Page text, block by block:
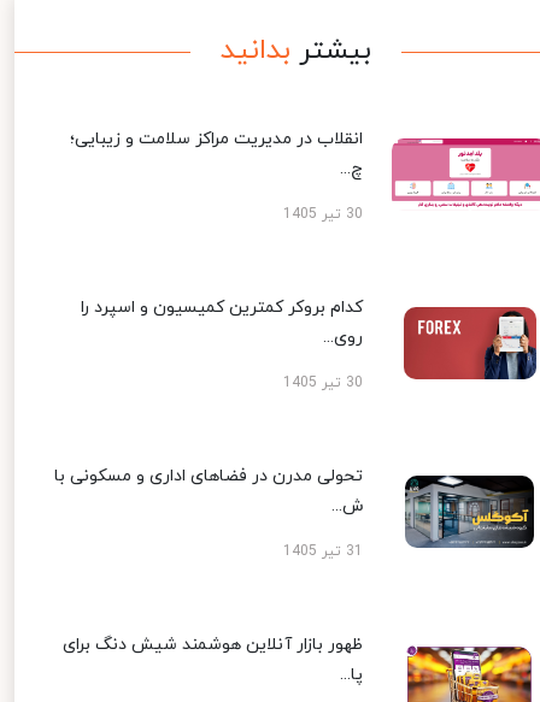
بیشتر بدانید
انقلاب در مدیریت مراکز سلامت و زیبایی؛
کدام بروکر کمترین کمیسیون و اسپرد را
روی...
30 تیر 1405
تحولی مدرن در فضاهای اداری و مسکونی با
ش...
31 تیر 1405
ظهور بازار آنلاین هوشمند شیش دنگ برای
پا...